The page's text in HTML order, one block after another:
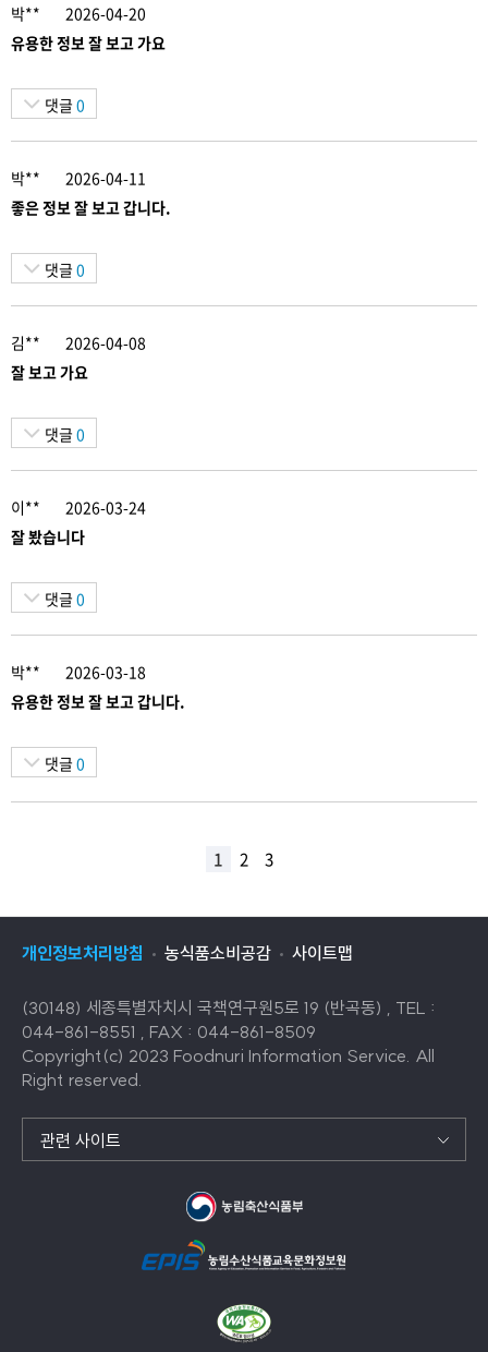
박**
2026-04-20
유용한 정보 잘 보고 가요
댓글 0
박**
2026-04-11
좋은 정보 잘 보고 갑니다.
댓글 0
김**
2026-04-08
잘 보고 가요
댓글 0
이**
2026-03-24
잘 봤습니다
댓글 0
박**
2026-03-18
유용한 정보 잘 보고 갑니다.
댓글 0
1 2 3
개인정보처리방침 농식품소비공감 사이트맵
(30148) 세종특별자치시 국책연구원5로 19 (반곡동) , TEL :
044-861-8551 , FAX : 044-861-8509
Copyright(c) 2023 Foodnuri Information Service. All
Right reserved.
관련 사이트